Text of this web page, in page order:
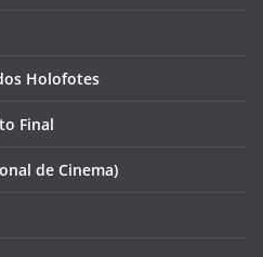
Holofotes
Final
de Cinema)